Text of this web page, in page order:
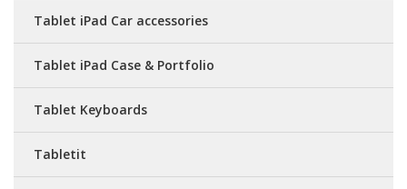
Tablet iPad Car accessories
Tablet iPad Case & Portfolio
Tablet Keyboards
Tabletit